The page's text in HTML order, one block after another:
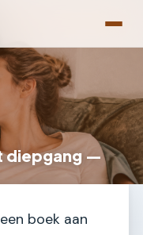
diepgang —
boek aan